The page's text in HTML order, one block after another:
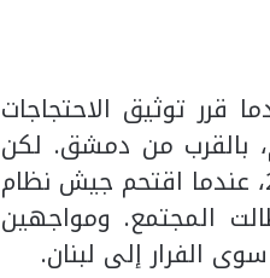
توثيق الاحتجاجات
بالقرب من دمشق. لكن
نشاطه الثائر للشباب واجه واقعًا قاسيًا في 29 تموز (يوليو) 2012، عندما اقتحم جيش نظام
المجتمع. ومواجهين
الفرار إلى لبنان.